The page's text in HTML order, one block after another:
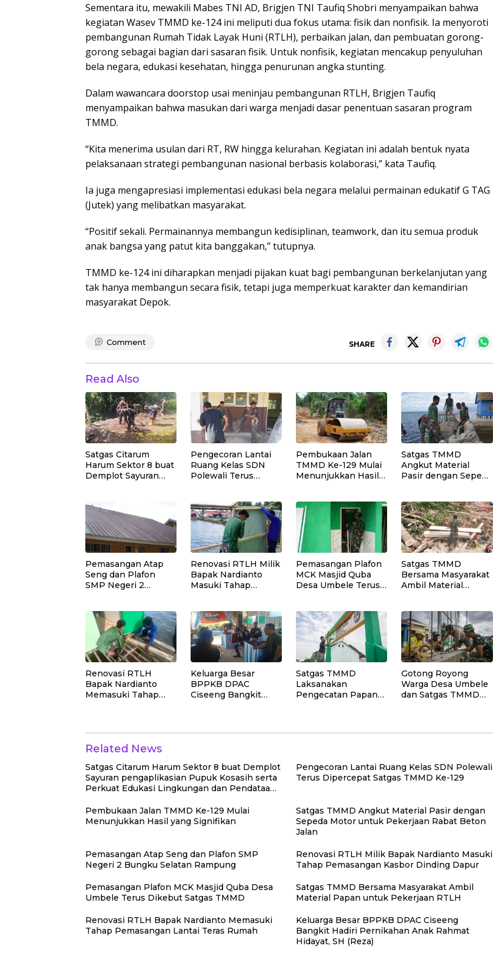
Sementara itu, mewakili Mabes TNI AD, Brigjen TNI Taufiq Shobri menyampaikan bahwa
kegiatan Wasev TMMD ke-124 ini meliputi dua fokus utama: fisik dan nonfisik. Ia menyoroti
pembangunan Rumah Tidak Layak Huni (RTLH), perbaikan jalan, dan pembuatan gorong-
gorong sebagai bagian dari sasaran fisik. Untuk nonfisik, kegiatan mencakup penyuluhan
bela negara, edukasi kesehatan, hingga penurunan angka stunting.
Dalam wawancara doorstop usai meninjau pembangunan RTLH, Brigjen Taufiq
menyampaikan bahwa masukan dari warga menjadi dasar penentuan sasaran program
TMMD.
“Kita menerima usulan dari RT, RW hingga kelurahan. Kegiatan ini adalah bentuk nyata
pelaksanaan strategi pembangunan nasional berbasis kolaborasi,” kata Taufiq.
Ia juga mengapresiasi implementasi edukasi bela negara melalui permainan edukatif G TAG
(Jutek) yang melibatkan masyarakat.
“Positif sekali. Permainannya membangun kedisiplinan, teamwork, dan itu semua produk
anak bangsa yang patut kita banggakan,” tutupnya.
TMMD ke-124 ini diharapkan menjadi pijakan kuat bagi pembangunan berkelanjutan yang
tak hanya membangun secara fisik, tetapi juga memperkuat karakter dan kemandirian
masyarakat Depok.
Comment SHARE
Read Also
Satgas Citarum
Harum Sektor 8 buat
Demplot Sayuran
Perkuat Edukasi
Lingkungan dan
Pendataan Ternak di
Wilayah Binaan
Pengecoran Lantai
Ruang Kelas SDN
Polewali Terus
Pembukaan Jalan
TMMD Ke-129 Mulai
Menunjukkan Hasil
Satgas TMMD
Angkut Material
Pasir dengan Sepeda
Beton Jalan
Pemasangan Atap
Seng dan Plafon
SMP Negeri 2
Renovasi RTLH Milik
Bapak Nardianto
Masuki Tahap
Pemasangan Plafon
MCK Masjid Quba
Desa Umbele Terus
Satgas TMMD
Bersama Masyarakat
Ambil Material
Renovasi RTLH
Bapak Nardianto
Memasuki Tahap
Keluarga Besar
BPPKB DPAC
Ciseeng Bangkit
Satgas TMMD
Laksanakan
Pengecatan Papan
Gotong Royong
Warga Desa Umbele
dan Satgas TMMD
Related News
Satgas Citarum Harum Sektor 8 buat Demplot
Sayuran pengaplikasian Pupuk Kosasih serta
Perkuat Edukasi Lingkungan dan Pendataan
Pengecoran Lantai Ruang Kelas SDN Polewali
Terus Dipercepat Satgas TMMD Ke-129
Pembukaan Jalan TMMD Ke-129 Mulai
Menunjukkan Hasil yang Signifikan
Satgas TMMD Angkut Material Pasir dengan
Sepeda Motor untuk Pekerjaan Rabat Beton
Jalan
Pemasangan Atap Seng dan Plafon SMP
Negeri 2 Bungku Selatan Rampung
Renovasi RTLH Milik Bapak Nardianto Masuki
Tahap Pemasangan Kasbor Dinding Dapur
Pemasangan Plafon MCK Masjid Quba Desa
Umbele Terus Dikebut Satgas TMMD
Satgas TMMD Bersama Masyarakat Ambil
Material Papan untuk Pekerjaan RTLH
Renovasi RTLH Bapak Nardianto Memasuki
Tahap Pemasangan Lantai Teras Rumah
Keluarga Besar BPPKB DPAC Ciseeng
Bangkit Hadiri Pernikahan Anak Rahmat
Hidayat, SH (Reza)